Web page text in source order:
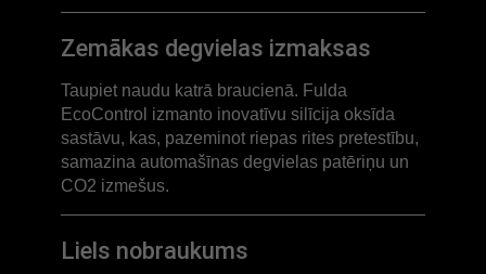
Zemākas degvielas izmaksas
Taupiet naudu katrā braucienā. Fulda
EcoControl izmanto inovatīvu silīcija oksīda
sastāvu, kas, pazeminot riepas rites pretestību,
samazina automašīnas degvielas patēriņu un
CO2 izmešus.
Liels nobraukums